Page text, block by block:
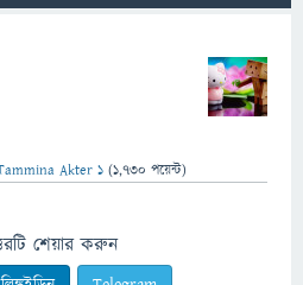
Akter 1 (1,730 পয়েন্ট)
শেয়ার করুন